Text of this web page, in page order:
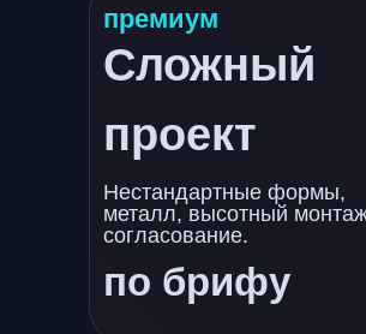
Сложный
проект
по брифу
премиум
Нестандартные формы,
металл, высотный
согласование.